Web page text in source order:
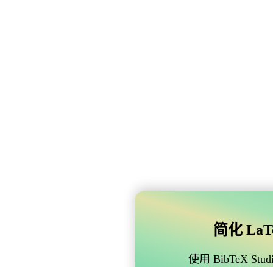
简化
使用 BibTeX